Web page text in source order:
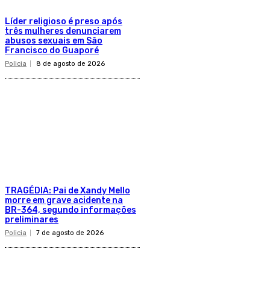
Líder religioso é preso após
três mulheres denunciarem
abusos sexuais em São
Francisco do Guaporé
Policia 8 de agosto de 2026
TRAGÉDIA: Pai de Xandy Mello
morre em grave acidente na
BR-364, segundo informações
preliminares
Policia 7 de agosto de 2026